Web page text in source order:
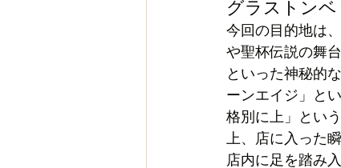
グラストン
今回の目的地は
や聖杯伝説の舞
といった神秘的
ーンエイジ」と
格別に上」とい
上、店に入った
店内に足を踏み